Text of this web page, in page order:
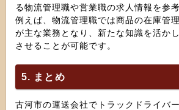
る物流管理職や営業職の求人情報を参
例えば、物流管理職では商品の在庫管
が主な業務となり、新たな知識を活か
させることが可能です。
5. まとめ
古河市の運送会社でトラックドライバ